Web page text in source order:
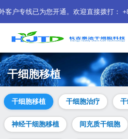
专线已为您开通。欢迎直接拨打：
干细胞移植
干细胞移植 干细胞治疗
神经干细胞移植 间充质干细胞